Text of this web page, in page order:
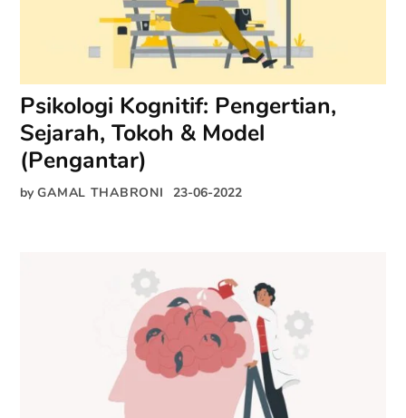
Psikologi Kognitif: Pengertian,
Sejarah, Tokoh & Model
(Pengantar)
by GAMAL THABRONI 23-06-2022